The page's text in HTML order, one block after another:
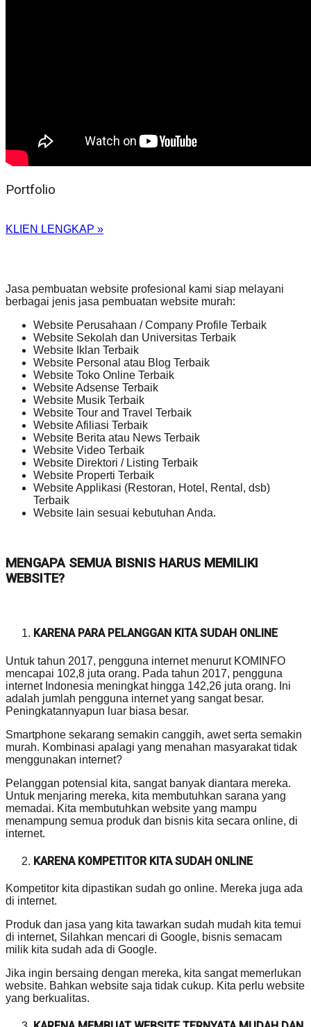
Portfolio
KLIEN LENGKAP »
Jasa pembuatan website profesional kami siap melayani
berbagai jenis jasa pembuatan website murah:
Website Perusahaan / Company Profile Terbaik
Website Sekolah dan Universitas Terbaik
Website Iklan Terbaik
Website Personal atau Blog Terbaik
Website Toko Online Terbaik
Website Adsense Terbaik
Website Musik Terbaik
Website Tour and Travel Terbaik
Website Afiliasi Terbaik
Website Berita atau News Terbaik
Website Video Terbaik
Website Direktori / Listing Terbaik
Website Properti Terbaik
Website Applikasi (Restoran, Hotel, Rental, dsb)
Terbaik
Website lain sesuai kebutuhan Anda.
MENGAPA SEMUA BISNIS HARUS MEMILIKI
WEBSITE?
KARENA PARA PELANGGAN KITA SUDAH ONLINE
Untuk tahun 2017, pengguna internet menurut KOMINFO
mencapai 102,8 juta orang. Pada tahun 2017, pengguna
internet Indonesia meningkat hingga 142,26 juta orang. Ini
adalah jumlah pengguna internet yang sangat besar.
Peningkatannyapun luar biasa besar.
Smartphone sekarang semakin canggih, awet serta semakin
murah. Kombinasi apalagi yang menahan masyarakat tidak
menggunakan internet?
Pelanggan potensial kita, sangat banyak diantara mereka.
Untuk menjaring mereka, kita membutuhkan sarana yang
memadai. Kita membutuhkan website yang mampu
menampung semua produk dan bisnis kita secara online, di
internet.
KARENA KOMPETITOR KITA SUDAH ONLINE
Kompetitor kita dipastikan sudah go online. Mereka juga ada
di internet.
Produk dan jasa yang kita tawarkan sudah mudah kita temui
di internet, Silahkan mencari di Google, bisnis semacam
milik kita sudah ada di Google.
Jika ingin bersaing dengan mereka, kita sangat memerlukan
website. Bahkan website saja tidak cukup. Kita perlu website
yang berkualitas.